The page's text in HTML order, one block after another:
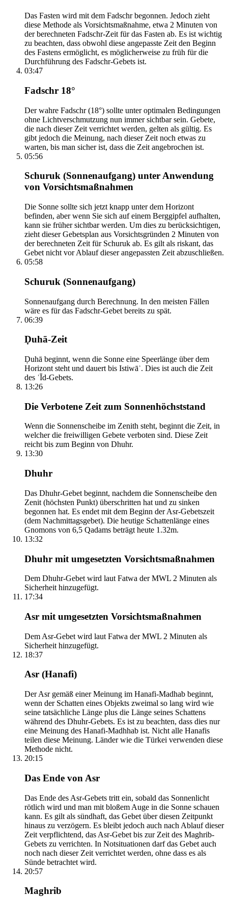
Das Fasten wird mit dem Fadschr begonnen. Jedoch zieht
diese Methode als Vorsichtsmaßnahme, etwa 2 Minuten von
der berechneten Fadschr-Zeit für das Fasten ab. Es ist wichtig
zu beachten, dass obwohl diese angepasste Zeit den Beginn
des Fastens ermöglicht, es möglicherweise zu früh für die
Durchführung des Fadschr-Gebets ist.
03:47
Fadschr 18°
Der wahre Fadschr (18°) sollte unter optimalen Bedingungen
ohne Lichtverschmutzung nun immer sichtbar sein. Gebete,
die nach dieser Zeit verrichtet werden, gelten als gültig. Es
gibt jedoch die Meinung, nach dieser Zeit noch etwas zu
warten, bis man sicher ist, dass die Zeit angebrochen ist.
05:56
Schuruk (Sonnenaufgang) unter Anwendung
von Vorsichtsmaßnahmen
Die Sonne sollte sich jetzt knapp unter dem Horizont
befinden, aber wenn Sie sich auf einem Berggipfel aufhalten,
kann sie früher sichtbar werden. Um dies zu berücksichtigen,
zieht dieser Gebetsplan aus Vorsichtsgründen 2 Minuten von
der berechneten Zeit für Schuruk ab. Es gilt als riskant, das
Gebet nicht vor Ablauf dieser angepassten Zeit abzuschließen.
05:58
Schuruk (Sonnenaufgang)
Sonnenaufgang durch Berechnung. In den meisten Fällen
wäre es für das Fadschr-Gebet bereits zu spät.
06:39
Ḍuhā-Zeit
Ḍuhā beginnt, wenn die Sonne eine Speerlänge über dem
Horizont steht und dauert bis Istiwāʾ. Dies ist auch die Zeit
des ʿĪd-Gebets.
13:26
Die Verbotene Zeit zum Sonnenhöchststand
Wenn die Sonnenscheibe im Zenith steht, beginnt die Zeit, in
welcher die freiwilligen Gebete verboten sind. Diese Zeit
reicht bis zum Beginn von Dhuhr.
13:30
Dhuhr
Das Dhuhr-Gebet beginnt, nachdem die Sonnenscheibe den
Zenit (höchsten Punkt) überschritten hat und zu sinken
begonnen hat. Es endet mit dem Beginn der Asr-Gebetszeit
(dem Nachmittagsgebet). Die heutige Schattenlänge eines
Gnomons von 6,5 Qadams beträgt heute 1.32m.
13:32
Dhuhr mit umgesetzten Vorsichtsmaßnahmen
Dem Dhuhr-Gebet wird laut Fatwa der MWL 2 Minuten als
Sicherheit hinzugefügt.
17:34
Asr mit umgesetzten Vorsichtsmaßnahmen
Dem Asr-Gebet wird laut Fatwa der MWL 2 Minuten als
Sicherheit hinzugefügt.
18:37
Asr (Hanafi)
Der Asr gemäß einer Meinung im Hanafi-Madhab beginnt,
wenn der Schatten eines Objekts zweimal so lang wird wie
seine tatsächliche Länge plus die Länge seines Schattens
während des Dhuhr-Gebets. Es ist zu beachten, dass dies nur
eine Meinung des Hanafi-Madhhab ist. Nicht alle Hanafis
teilen diese Meinung. Länder wie die Türkei verwenden diese
Methode nicht.
20:15
Das Ende von Asr
Das Ende des Asr-Gebets tritt ein, sobald das Sonnenlicht
rötlich wird und man mit bloßem Auge in die Sonne schauen
kann. Es gilt als sündhaft, das Gebet über diesen Zeitpunkt
hinaus zu verzögern. Es bleibt jedoch auch nach Ablauf dieser
Zeit verpflichtend, das Asr-Gebet bis zur Zeit des Maghrib-
Gebets zu verrichten. In Notsituationen darf das Gebet auch
noch nach dieser Zeit verrichtet werden, ohne dass es als
Sünde betrachtet wird.
20:57
Maghrib